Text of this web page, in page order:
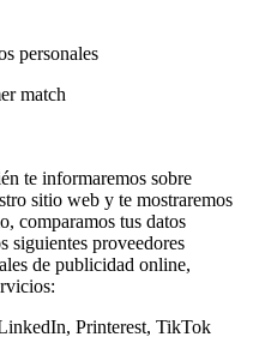
personales
match
te informaremos sobre
sitio web y te mostraremos
comparamos tus datos
siguientes proveedores
de publicidad online,
Printerest, TikTok